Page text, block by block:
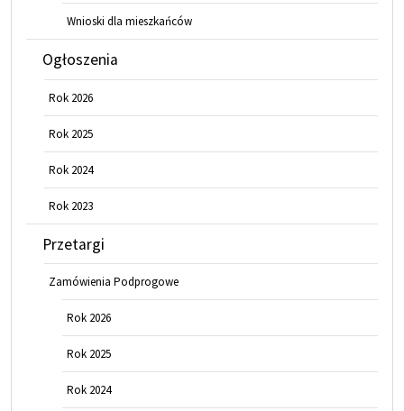
Wnioski dla mieszkańców
Ogłoszenia
Rok 2026
Rok 2025
Rok 2024
Rok 2023
Przetargi
Zamówienia Podprogowe
Rok 2026
Rok 2025
Rok 2024